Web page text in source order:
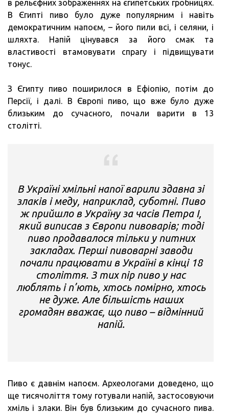
в рельєфних зображеннях на єгипетських гробницях.
В Єгипті пиво було дуже популярним і навіть
демократичним напоєм, – його пили всі, і селяни, і
шляхта. Напій цінувався за його смак та
властивості втамовувати спрагу і підвищувати
тонус.
З Єгипту пиво поширилося в Ефіопію, потім до
Персії, і далі. В Європі пиво, що вже було дуже
близьким до сучасного, почали варити в 13
столітті.
В Україні хмільні напої варили здавна зі
злаків і меду, наприклад, суботні. Пиво
ж прийшло в Україну за часів Петра I,
який виписав з Європи пивоварів; тоді
пиво продавалося тільки у питних
закладах. Перші пивоварні заводи
почали працювати в Україні в кінці 18
століття. З тих пір пиво у нас
люблять і п’ють, хтось помірно, хтось
не дуже. Але більшість наших
громадян вважає, що пиво – відмінний
напій.
Пиво є давнім напоєм. Археологами доведено, що
ще тисячоліття тому готували напій, застосовуючи
хміль і злаки. Він був близьким до сучасного пива.